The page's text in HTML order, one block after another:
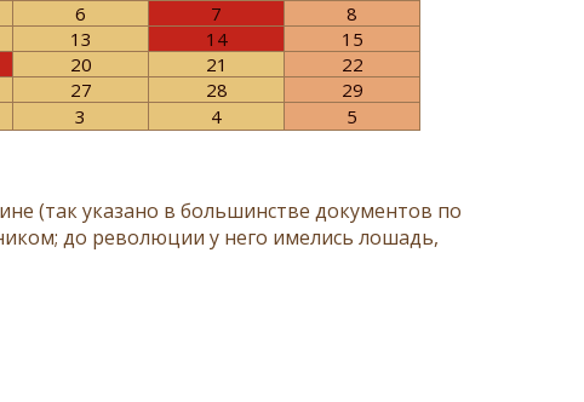
6 7
8
13 14
15
20 21
22
27 28
29
3 4 5
(так указано в большинстве документов по
до революции у него имелись лошадь,